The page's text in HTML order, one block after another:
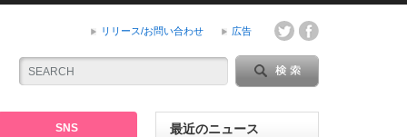
リリース/お問い合わせ 広告
SNS 最近のニュース